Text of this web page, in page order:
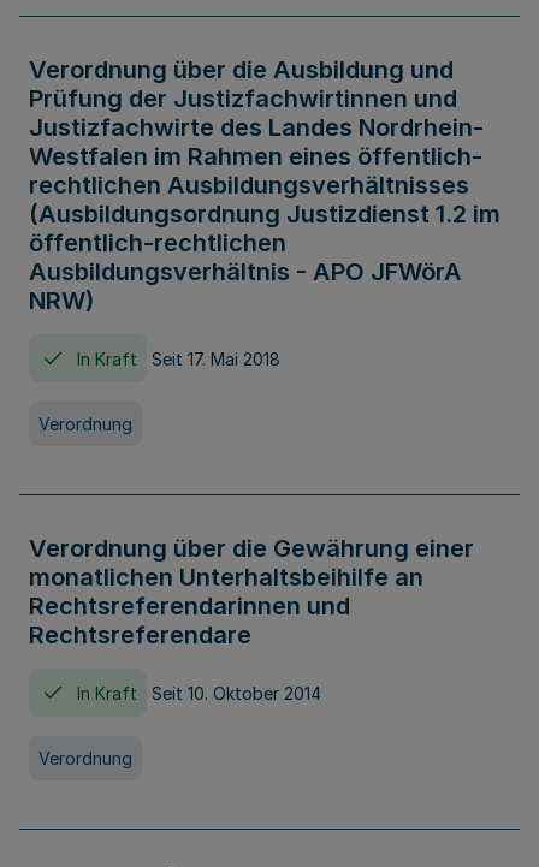
Verordnung über die Ausbildung und
Prüfung der Justizfachwirtinnen und
Justizfachwirte des Landes Nordrhein-
Westfalen im Rahmen eines öffentlich-
rechtlichen Ausbildungsverhältnisses
(Ausbildungsordnung Justizdienst 1.2 im
öffentlich-rechtlichen
Ausbildungsverhältnis - APO JFWörA
NRW)
In Kraft Seit 17. Mai 2018
Verordnung
Verordnung über die Gewährung einer
monatlichen Unterhaltsbeihilfe an
Rechtsreferendarinnen und
Rechtsreferendare
In Kraft Seit 10. Oktober 2014
Verordnung